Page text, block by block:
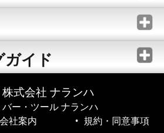
イド
株式会社 ナランハ
バー・ツール ナランハ
会社案内
規約・同意事項